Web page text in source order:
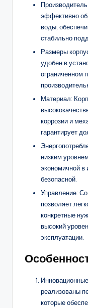
эффективно
воды,
стабильно
Размеры
удобен в
ограниченном
Материал:
коррозии и
гарантирует
низким
экономичной в
безопасной.
Управление:
позволяет
конкретные
высокий
эксплуатации.
реализованы
которые